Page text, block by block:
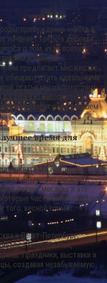
пробуждения чувств и,
начинает таять, а деревья
о том, куда поехать
теплом и новыми
предлагает множество
обещают стать идеальными
статье мы рассмотрим,
весна заполнилась
оставит след в вашем
лучшее время для
покрыта магией, когда
Во многих регионах
в летние месяцы, и это
часто сопровождают
того, весной климат
и Санкт-Петербург,
и мероприятия,
Праздники, выставки и
создавая незабываемую